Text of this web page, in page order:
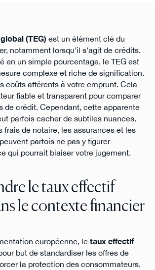
(TEG) est un élément clé du
notamment lorsqu’il s’agit de crédits.
en un simple pourcentage, le TEG est
complexe et riche de signification.
coûts afférents à votre emprunt. Cela
fiable et transparent pour comparer
de crédit. Cependant, cette apparente
parfois cacher de subtiles nuances.
frais de notaire, les assurances et les
parfois ne pas y figurer
qui pourrait biaiser votre jugement.
le taux effectif
le contexte financier
européenne, le taux effectif
but de standardiser les offres de
la protection des consommateurs.